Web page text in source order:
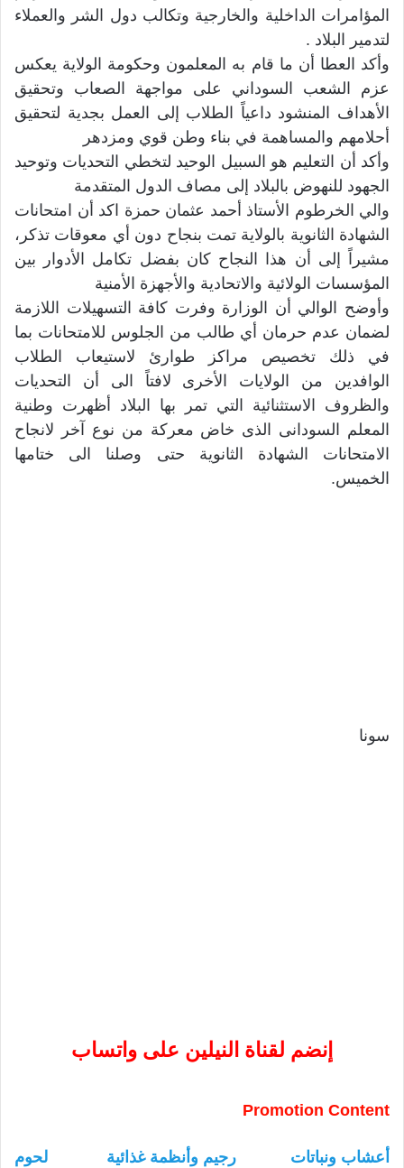
المؤامرات الداخلية والخارجية وتكالب دول الشر والعملاء
لتدمير البلاد .
وأكد العطا أن ما قام به المعلمون وحكومة الولاية يعكس
عزم الشعب السوداني على مواجهة الصعاب وتحقيق
الأهداف المنشود داعياً الطلاب إلى العمل بجدية لتحقيق
أحلامهم والمساهمة في بناء وطن قوي ومزدهر
وأكد أن التعليم هو السبيل الوحيد لتخطي التحديات وتوحيد
الجهود للنهوض بالبلاد إلى مصاف الدول المتقدمة
والي الخرطوم الأستاذ أحمد عثمان حمزة اكد أن امتحانات
الشهادة الثانوية بالولاية تمت بنجاح دون أي معوقات تذكر،
مشيراً إلى أن هذا النجاح كان بفضل تكامل الأدوار بين
المؤسسات الولائية والاتحادية والأجهزة الأمنية
وأوضح الوالي أن الوزارة وفرت كافة التسهيلات اللازمة
لضمان عدم حرمان أي طالب من الجلوس للامتحانات بما
في ذلك تخصيص مراكز طوارئ لاستيعاب الطلاب
الوافدين من الولايات الأخرى لافتاً الى أن التحديات
والظروف الاستثنائية التي تمر بها البلاد أظهرت وطنية
المعلم السودانى الذى خاض معركة من نوع آخر لانجاح
الامتحانات الشهادة الثانوية حتى وصلنا الى ختامها
الخميس.
سونا
إنضم لقناة النيلين على واتساب
Promotion Content
أعشاب ونباتات رجيم وأنظمة غذائية
لحوم